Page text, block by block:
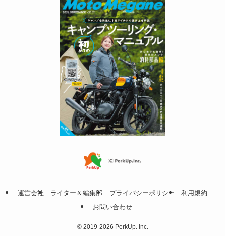
運営会社 ライター＆編集部 プライバシーポリシー
利用規約
お問い合わせ
©2019-2026 PerkUp. Inc.